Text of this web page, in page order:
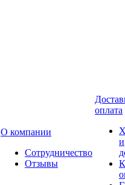
О компании
Сотрудничество
Отзывы
оплата
и